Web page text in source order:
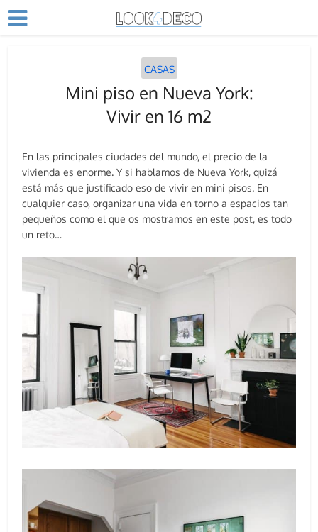
CASAS
Mini piso en Nueva York:
Vivir en 16 m2
En las principales ciudades del mundo, el precio de la
vivienda es enorme. Y si hablamos de Nueva York, quizá
está más que justificado eso de vivir en mini pisos. En
cualquier caso, organizar una vida en torno a espacios tan
pequeños como el que os mostramos en este post, es todo
un reto…